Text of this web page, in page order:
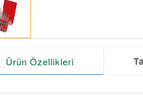
Ürün Özellikleri